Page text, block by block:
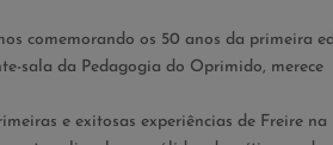
comemorando os 50 anos da primeira
sala da Pedagogia do Oprimido, merece
e exitosas experiências de Freire na